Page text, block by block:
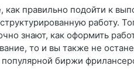
как правильно подойти к
работу.
знают, как оформить
то и вы также не
биржи